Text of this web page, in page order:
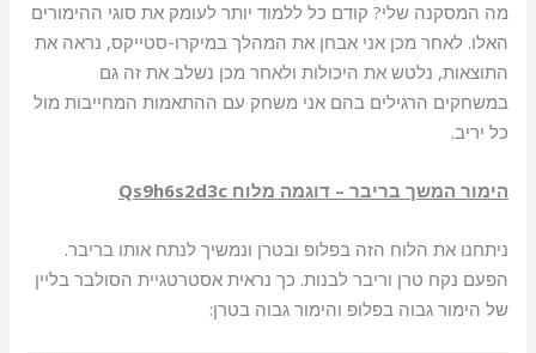
מה המסקנה שלי? קודם כל ללמוד יותר לעומק את סוגי ההימורים
האלו. לאחר מכן אני אבחן את המהלך במיקרו-סטייקס, נראה את
התוצאות, נלטש את היכולות ולאחר מכן נשלב את זה גם
במשחקים הרגילים בהם אני משחק עם ההתאמות המחייבות מול
כל יריב.
הימור המשך בריבר – דוגמה מלוח Qs9h6s2d3c
ניתחנו את הלוח הזה בפלופ ובטרן ונמשיך לנתח אותו בריבר.
הפעם נקח טרן וריבר לבנות. כך נראית אסטרטגיית הסולבר בליין
של הימור גבוה בפלופ והימור גבוה בטרן: